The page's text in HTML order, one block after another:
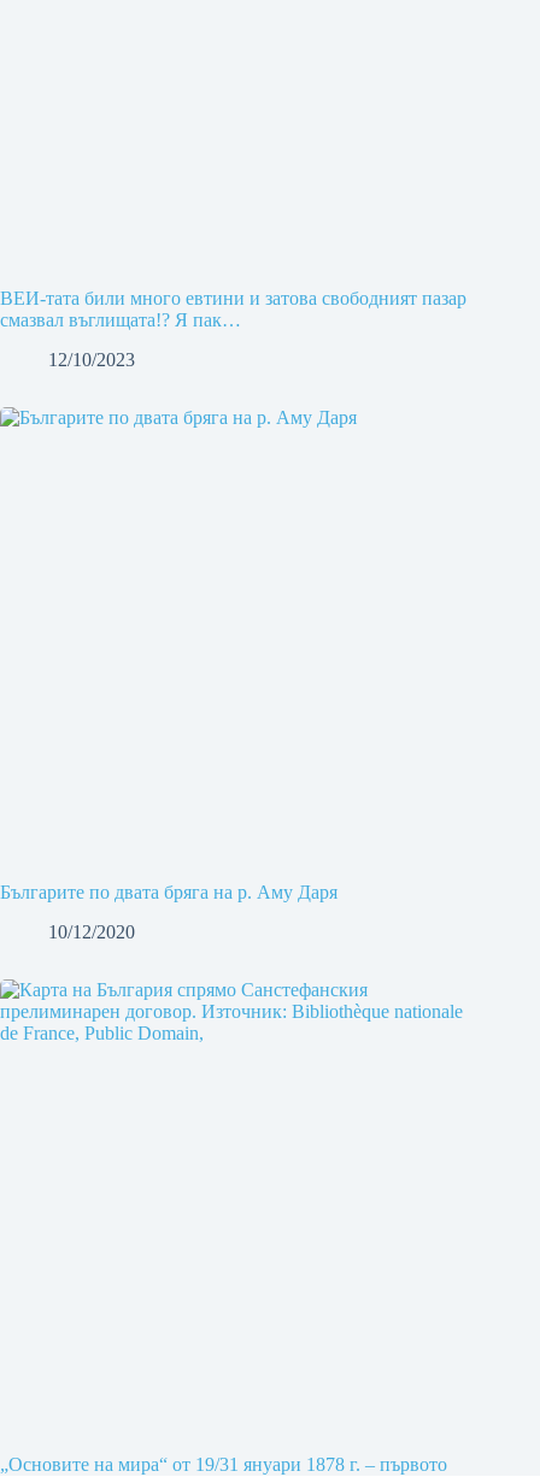
ВЕИ-тата били много евтини и затова свободният пазар
смазвал въглищата!? Я пак…
12/10/2023
Българите по двата бряга на р. Аму Даря
10/12/2020
„Основите на мира“ от 19/31 януари 1878 г. – първото